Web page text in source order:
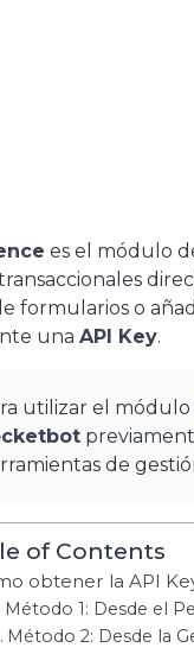
es el módulo
formularios o
una API Key.
utilizar el módulo
de
of Contents
obtener la API
Método 1: Desde el
Método 2: Desde la